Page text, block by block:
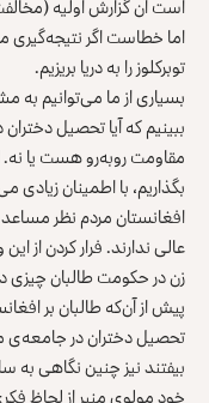
است آن گزارش اولیه
اما خطاست اگر نتیجه‌گیری
توبرکلوز را به دریا بریزیم.
بسیاری از ما می‌توانیم
ببینیم که آیا تحصیل
مقاومت روبه‌رو هست یا نه.
بگذاریم، با اطمینان
افغانستان مردم نظر
عالی ندارند. فرار کردن
زن در حکومت طالبان چیزی
پیش از آن‌که طالبان بر
تحصیل دختران در جامعه‌ی
بیفتند نیز چنین نگاهی